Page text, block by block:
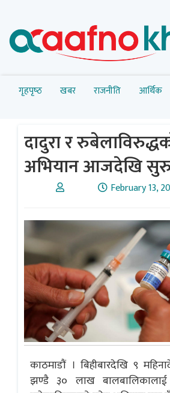
गृहपृष्‍ठ खबर राजनीति आर्थिक
दादुरा र
अभियान आजदेखि
February 13,
काठमाडौं । बिहीबारदेखि ९
झण्डै ३० लाख